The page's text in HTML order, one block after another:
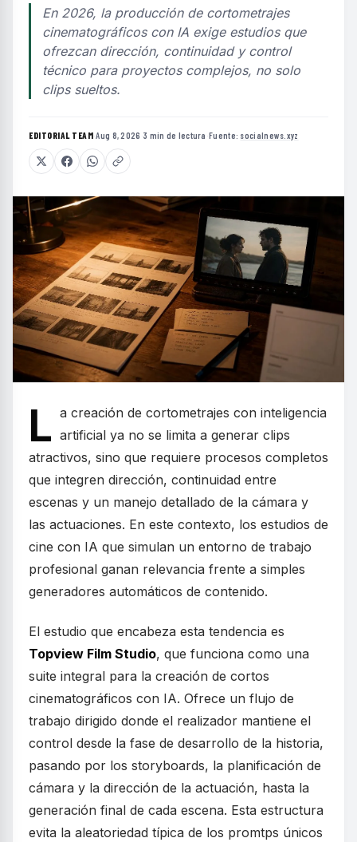
En 2026, la producción de cortometrajes
cinematográficos con IA exige estudios que
ofrezcan dirección, continuidad y control
técnico para proyectos complejos, no solo
clips sueltos.
EDITORIAL TEAM·Aug 8, 2026 ·3 min de lectura ·Fuente: socialnews.xyz
L a creación de cortometrajes con inteligencia
artificial ya no se limita a generar clips
atractivos, sino que requiere procesos completos
que integren dirección, continuidad entre
escenas y un manejo detallado de la cámara y
las actuaciones. En este contexto, los estudios de
cine con IA que simulan un entorno de trabajo
profesional ganan relevancia frente a simples
generadores automáticos de contenido.
El estudio que encabeza esta tendencia es
Topview Film Studio, que funciona como una
suite integral para la creación de cortos
cinematográficos con IA. Ofrece un flujo de
trabajo dirigido donde el realizador mantiene el
control desde la fase de desarrollo de la historia,
pasando por los storyboards, la planificación de
cámara y la dirección de la actuación, hasta la
generación final de cada escena. Esta estructura
evita la aleatoriedad típica de los promtps únicos